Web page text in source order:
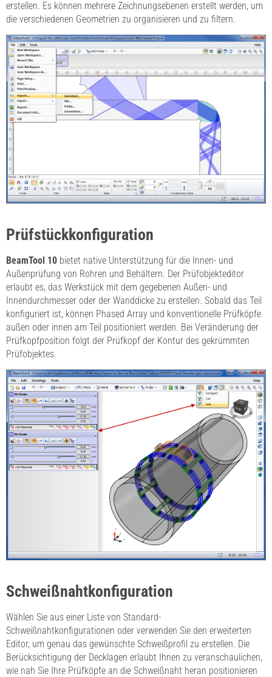
erstellen. Es können mehrere Zeichnungsebenen erstellt werden, um
die verschiedenen Geometrien zu organisieren und zu filtern.
Prüfstückkonfiguration
BeamTool 10 bietet native Unterstützung für die Innen- und
Außenprüfung von Rohren und Behältern. Der Prüfobjekteditor
erlaubt es, das Werkstück mit dem gegebenen Außen- und
Innendurchmesser oder der Wanddicke zu erstellen. Sobald das Teil
konfiguriert ist, können Phased Array und konventionelle Prüfköpfe
außen oder innen am Teil positioniert werden. Bei Veränderung der
Prüfkopfposition folgt der Prüfkopf der Kontur des gekrümmten
Prüfobjektes.
Schweißnahtkonfiguration
Wählen Sie aus einer Liste von Standard-
Schweißnahtkonfigurationen oder verwenden Sie den erweiterten
Editor, um genau das gewünschte Schweißprofil zu erstellen. Die
Berücksichtigung der Decklagen erlaubt Ihnen zu veranschaulichen,
wie nah Sie Ihre Prüfköpfe an die Schweißnaht heran positionieren